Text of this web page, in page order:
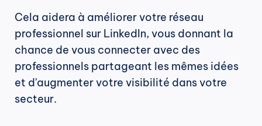
Cela aidera à améliorer votre réseau
professionnel sur LinkedIn, vous donnant la
chance de vous connecter avec des
professionnels partageant les mêmes idées
et d'augmenter votre visibilité dans votre
secteur.